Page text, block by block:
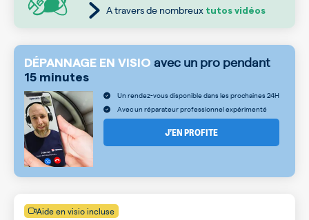
A travers de nombreux tutos vidéos
DÉPANNAGE EN VISIO avec un pro pendant
15 minutes
Un rendez-vous disponible dans les prochaines 24H
Avec un réparateur professionnel expérimenté
J’EN PROFITE
Aide en visio incluse